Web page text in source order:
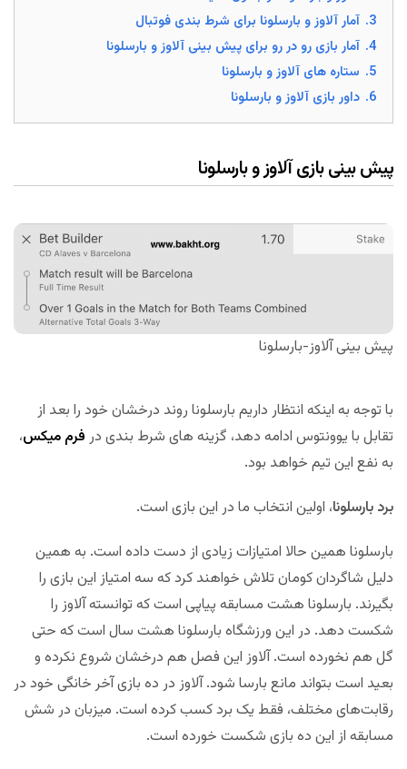
3. آمار آلاوز و بارسلونا برای شرط بندی فوتبال
4. آمار بازی رو در رو برای پیش بینی آلاوز و بارسلونا
5. ستاره های آلاوز و بارسلونا
6. داور بازی آلاوز و بارسلونا
پیش بینی بازی آلاوز و بارسلونا
پیش بینی آلاوز-بارسلونا
با توجه به اینکه انتظار داریم بارسلونا روند درخشان خود را بعد از
تقابل با یوونتوس ادامه دهد، گزینه های شرط بندی در فرم میکس،
به نفع این تیم خواهد بود.
برد بارسلونا، اولین انتخاب ما در این بازی است.
بارسلونا همین حالا امتیازات زیادی از دست داده است. به همین
دلیل شاگردان کومان تلاش خواهند کرد که سه امتیاز این بازی را
بگیرند. بارسلونا هشت مسابقه پیاپی است که توانسته آلاوز را
شکست دهد. در این ورزشگاه بارسلونا هشت سال است که حتی
گل هم نخورده است. آلاوز این فصل هم درخشان شروع نکرده و
بعید است بتواند مانع بارسا شود. آلاوز در ده بازی آخر خانگی خود در
رقابت‌های مختلف، فقط یک برد کسب کرده است. میزبان در شش
مسابقه از این ده بازی شکست خورده است.